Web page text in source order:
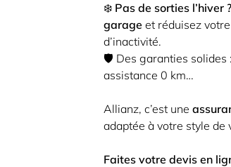
❄️ Pas de sorties l’hiver ?
garage et réduisez
d’inactivité.
🛡️ Des garanties solides
assistance 0 km…
Allianz, c’est une
adaptée à votre style de
Faites votre devis en